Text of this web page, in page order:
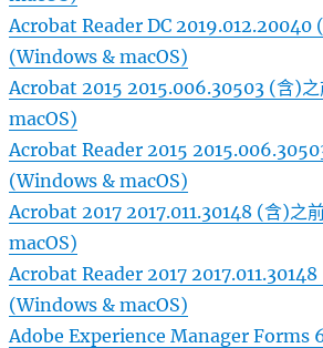
Acrobat Reader DC 2019.012.20040
(Windows & macOS)
Acrobat 2015 2015.006.30503 (含)
macOS)
Acrobat Reader 2015
(Windows & macOS)
Acrobat 2017 2017.011.30148 (含)之
macOS)
Acrobat Reader 2017
(Windows & macOS)
Adobe Experience Manager Forms